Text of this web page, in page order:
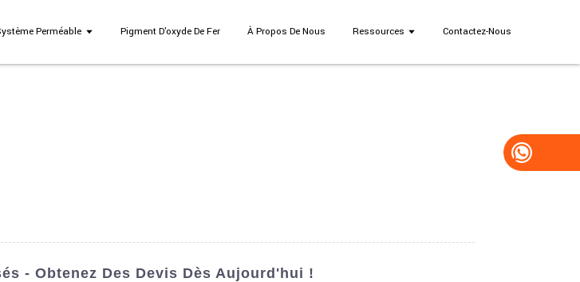
Perméable Pigment D'oxyde De Fer À Propos De Nous Ressources Contactez-Nous
- Obtenez Des Devis Dès Aujourd'hui !